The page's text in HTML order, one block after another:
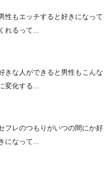
性もエッチすると好きになって
くれるって...
きな人ができると男性もこんな
変化する...
フレのつもりがいつの間にか好
になって...